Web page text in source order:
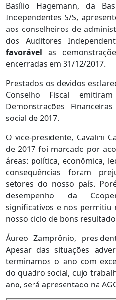
Basílio Hagemann, da
Independentes S/S,
aos conselheiros de
dos Auditores
favorável as
encerradas em 31/12/2017.
Prestados os devidos
Conselho Fiscal
Demonstrações
social de 2017.
O vice-presidente, Cavalini
de 2017 foi marcado por
áreas: política, econômica,
consequências foram
setores do nosso país.
desempenho da
significativos e nos permitiu
nosso ciclo de bons
Áureo Zamprônio,
Apesar das situações
terminamos o ano com
do quadro social, cujo
ano, será apresentado na